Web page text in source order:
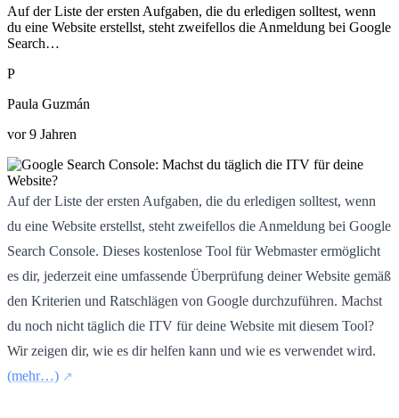
Auf der Liste der ersten Aufgaben, die du erledigen solltest, wenn
du eine Website erstellst, steht zweifellos die Anmeldung bei Google
Search…
P
Paula Guzmán
vor 9 Jahren
Auf der Liste der ersten Aufgaben, die du erledigen solltest, wenn
du eine Website erstellst, steht zweifellos die Anmeldung bei Google
Search Console. Dieses kostenlose Tool für Webmaster ermöglicht
es dir, jederzeit eine umfassende Überprüfung deiner Website gemäß
den Kriterien und Ratschlägen von Google durchzuführen. Machst
du noch nicht täglich die ITV für deine Website mit diesem Tool?
Wir zeigen dir, wie es dir helfen kann und wie es verwendet wird.
(mehr…)